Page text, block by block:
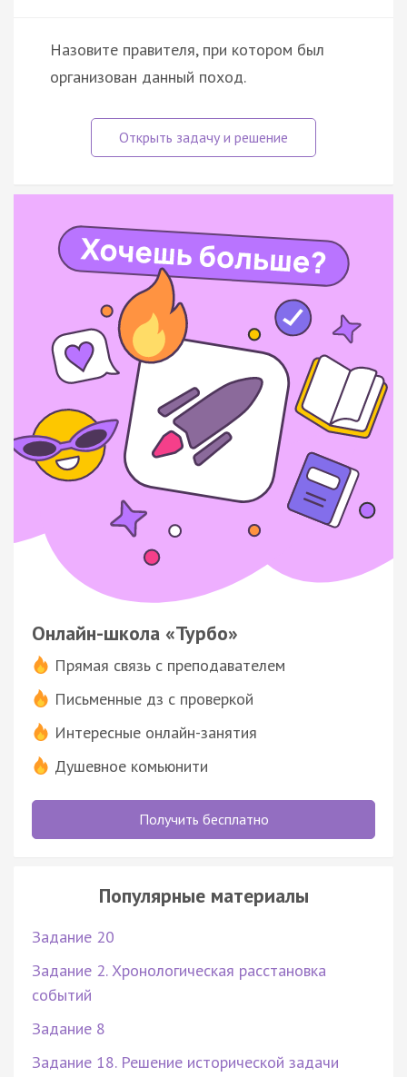
Назовите правителя, при котором был
организован данный поход.
Онлайн-школа «Турбо»
Прямая связь с преподавателем
Письменные дз с проверкой
Интересные онлайн-занятия
Душевное комьюнити
Получить бесплатно
Популярные материалы
Задание 20
Задание 2. Хронологическая расстановка
событий
Задание 8
Задание 18. Решение исторической задачи